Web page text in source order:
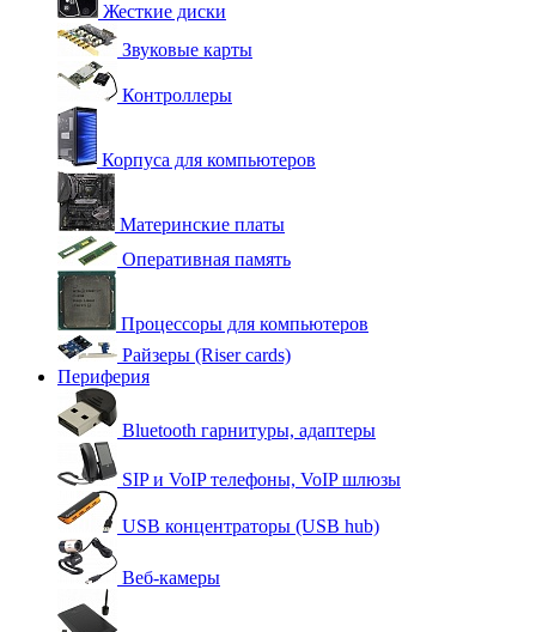
Жесткие диски
Звуковые карты
Контроллеры
Корпуса для компьютеров
Материнские платы
Оперативная память
Процессоры для компьютеров
Райзеры (Riser cards)
Периферия
Bluetooth гарнитуры, адаптеры
SIP и VoIP телефоны, VoIP шлюзы
USB концентраторы (USB hub)
Веб-камеры